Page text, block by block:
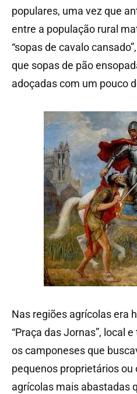
populares, uma vez que
entre a população rural
“sopas de cavalo
que sopas de pão
adoçadas com um pouco
Nas regiões agrícolas era
“Praça das Jornas”, local
os camponeses que
pequenos proprietários
agrícolas mais abastadas